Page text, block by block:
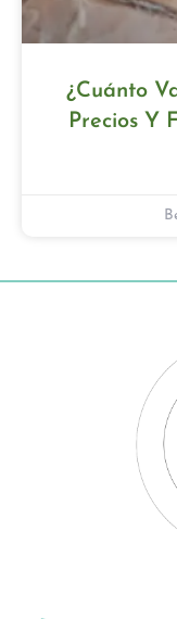
¿Cuánto
Precios Y